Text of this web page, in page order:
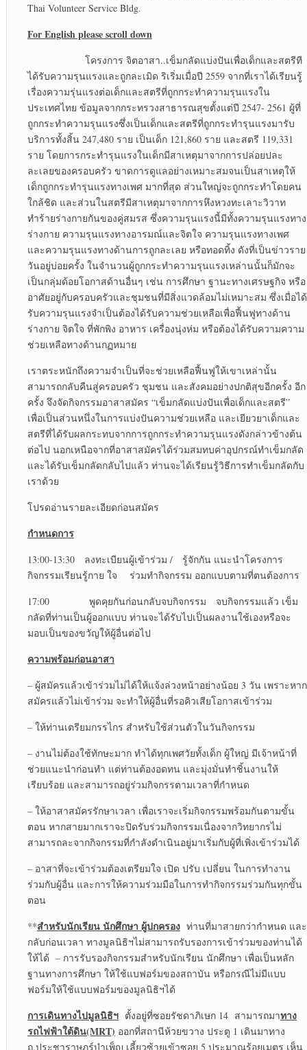
Thai Volunteer Service Bldg.
For English please scroll down
โครงการ จิตอาสา..เข็มกลัดแบ่งปันเพื่อเด็กและสตรีที
ได้รับความรุนแรงและถูกละเมิด ริเริ่มเมื่อปี 2559 จากที่เราได้เรียนรู้
เรื่องความรุ่นแรงต่อเด็กและสตรีที่ถูกกระทำความรุนแรงใน
ประเทศไทย ข้อมูลจากกระทรวงสาธารณสุขตั้งแต่ปี 2547- 2561 ผู้ที่
ถูกกระทำความรุนแรงซึ่งเป็นเด็กและสตรีที่ถูกกระทำรุนแรงมารับ
บริการทั้งสิ้น 247,480 ราย เป็นเด็ก 121,860 ราย และสตรี 119,331
ราย โดยการกระทำรุนแรงในเด็กมีสาเหตุมาจากการปล่อยปละ
ละเลยของครอบครัว ขาดการดูแลอย่างเหมาะสมจนเป็นสาเหตุให้
เด็กถูกกระทำรุนแรงทางเพศ มากที่สุด ส่วนใหญ่จะถูกกระทำโดยคน
ใกล้ชิด และส่วนในสตรีมีสาเหตุมาจากการหึงหวงทะเลาะวิวาท
ทำร้ายร่างกายกันของคู่สมรส ซึ่งความรุนแรงนี้มีทั้งความรุนแรงทาง
ร่างกาย ความรุนแรงทางอารมณ์และจิตใจ ความรุนแรงทางเพศ
และความรุนแรงทางด้านการถูกละเลย หรือทอดทิ้ง ดังที่เป็นข่าวราย
วันอยู่บ่อยครั้ง ในจำนวนผู้ถูกกระทำความรุนแรงเหล่านนั้นก็มักจะ
เป็นกลุ่มด้อยโอกาสด้านอื่นๆ เช่น การศึกษา ฐานะทางเศรษฐกิจ หรือ
อาศัยอยู่กับครอบครัวและชุมชนที่มีสิ่งแวดล้อมไม่เหมาะสม ซึ่งเมื่อได้
รับความรุนแรงจำเป็นต้องได้รับความช่วยเหลือเพื่อฟื้นฟูทางด้าน
ร่างกาย จิตใจ ที่พักพิง อาหาร เครื่องนุ่งห่ม หรือต้องได้รับความความ
ช่วยเหลือทางด้านกฏหมาย
เราตระหนักถึงความจำเป็นที่จะช่วยเหลือฟื้นฟูให้เขาเหล่านั้น
สามารถกลับคืนสู่ครอบครัว ชุมชน และสังคมอย่างปกติสุขอีกครั้ง อีก
ครั้ง จึงจัดกิจกรรมอาสาสมัคร “เข็มกลัดแบ่งปันเพื่อเด็กและสตรี”
เพื่อเป็นส่วนหนึ่งในการแบ่งปันความช่วยเหลือ และเยียวยาเด็กและ
สตรีที่ได้รับผลกระทบจากการถูกกระทำความรุนแรงดังกล่าวข้างต้น
ต่อไป นอกเหนือจากที่อาสาสมัครได้ร่วมสมทบค่าอุปกรณ์ทำเข็มกลัด
และได้รับเข็มกลัดกลับไปแล้ว ท่านจะได้เรียนรู้วิธีการทำเข็มกลัดกับ
เราด้วย
โปรดอ่านรายละเอียดก่อนสมัคร
กำหนดการ
13:00-13:30 ลงทะเบียนผู้เข้าร่วม / รู้จักกัน แนะนำโครงการ
กิจกรรมเรียนรู้กาย ใจ ร่วมทำกิจกรรม ออกแบบตามที่ตนต้องการ
17:00 พูดคุยกันก่อนกลับจบกิจกรรม จบกิจกรรมแล้ว เข็ม
กลัดที่ท่านเป็นผู้ออกแบบ ท่านจะได้รับไปเป็นผลงานใช้เองหรือจะ
มอบเป็นของขวัญให้ผู้อื่นต่อไป
ความพร้อมก่อนอาสา
– ผู้สมัครแล้วเข้าร่วมไม่ได้ให้แจ้งล่วงหน้าอย่างน้อย 3 วัน เพราะหาก
สมัครแล้วไม่เข้าร่วม จะทำให้ผู้อื่นที่รอคิวเสียโอกาสเข้าร่วม
– ให้ท่านเตรียมกรรไกร สำหรับใช้ส่วนตัวในวันกิจกรรม
– งานไม่ต้องใช้ทักษะมาก ทำได้ทุกเพศวัยทั้งเด็ก ผู้ใหญ่ มีเจ้าหน้าที่
ช่วยแนะนำก่อนทำ แต่ท่านต้องอดทน และมุ่งมั่นทำชิ้นงานให้
เรียบร้อย และสามารถอยู่ร่วมกิจกรรตามเวลาที่กำหนด
– ให้อาสาสมัครรักษาเวลา เพื่อเราจะเริ่มกิจกรรมพร้อมกันตามขั้น
ตอน หากสายมากเราจะปิดรับร่วมกิจกรรมเนื่องจากวิทยากรไม่
สามารถละจากกิจกรรมที่กำลังดำเนินอยู่มาเริ่มกับผู้ที่เพิ่งเข้าร่วมได้
– อาสาที่จะเข้าร่วมต้องเตรียมใจ เปิด ปรับ เปลี่ยน ในการทำงาน
ร่วมกับผู้อื่น และการให้ความร่วมมือในการทำกิจกรรมร่วมกันทุกขั้น
ตอน
**สำหรับนักเรียน นักศึกษา ผู้ปกครอง ท่านที่มาสายกว่ากำหนด และ
กลับก่อนเวลา ทางมูลนิธิฯไม่สามารถรับรองการเข้าร่วมของท่านได้
ให้ได้ – การรับรองกิจกรรมสำหรับนักเรียน นักศึกษา เพื่อเป็นหลัก
ฐานทางการศึกษา ให้ใช้แบฟอร์มของสถาบัน หรือกรณีไม่มีแบบ
ฟอร์มให้ใช้แบบฟอร์มของมูลนิธิฯได้
การเดินทางไปมูลนิธิฯตั้งอยู่ที่ซอยรัชดาภิเษก 14 สามารถมาทาง
รถไฟฟ้าใต้ดิน(MRT) ออกที่สถานีห้วยขวาง ประตู 1 เดินมาทาง
ถ.ประชาราษฎร์บำเพ็ญ เลี้ยวซ้ายเข้าซอย 5 ประมาณร้อยเมตร เห็น